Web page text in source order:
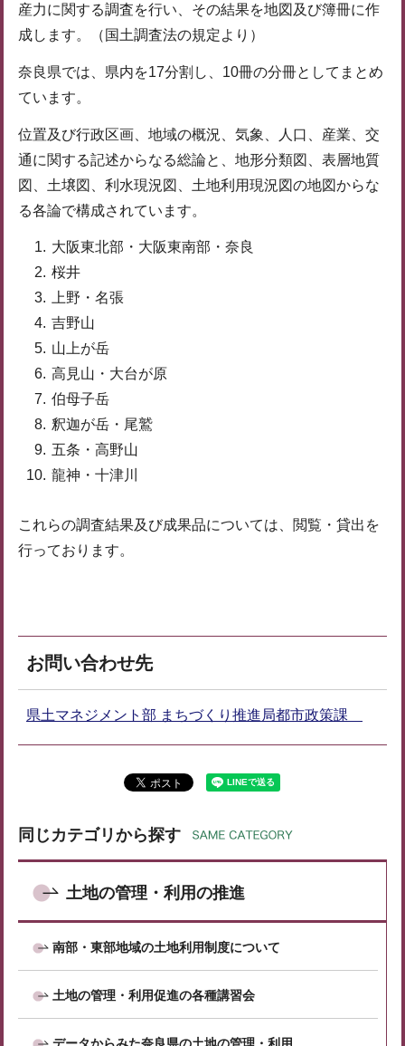
産力に関する調査を行い、その結果を地図及び簿冊に作
成します。（国土調査法の規定より）
奈良県では、県内を17分割し、10冊の分冊としてまとめ
ています。
位置及び行政区画、地域の概況、気象、人口、産業、交
通に関する記述からなる総論と、地形分類図、表層地質
図、土壌図、利水現況図、土地利用現況図の地図からな
る各論で構成されています。
大阪東北部・大阪東南部・奈良
桜井
上野・名張
吉野山
山上が岳
高見山・大台が原
伯母子岳
釈迦が岳・尾鷲
五条・高野山
龍神・十津川
これらの調査結果及び成果品については、閲覧・貸出を
行っております。
お問い合わせ先
県土マネジメント部 まちづくり推進局都市政策課
同じカテゴリから探す
土地の管理・利用の推進
南部・東部地域の土地利用制度について
土地の管理・利用促進の各種講習会